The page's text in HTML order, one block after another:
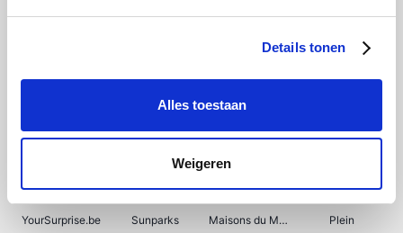
Details tonen
Alles toestaan
Weigeren
Shein Bergfreunde Pazzox Smartwatchbanden
YourSurprise.be Sunparks Maisons du Monde Plein